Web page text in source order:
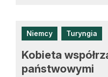
Niemcy Turyngia
Kobieta
państwowymi